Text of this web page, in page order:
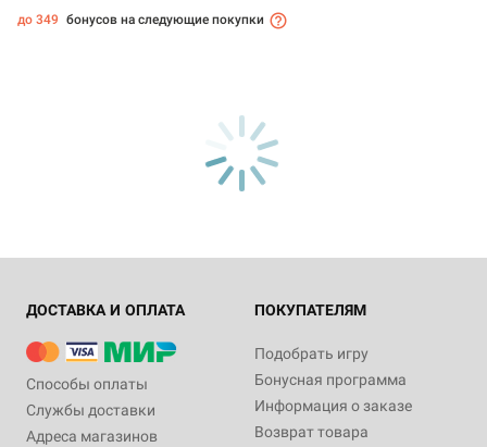
до 349 бонусов на следующие покупки
ДОСТАВКА И ОПЛАТА
Способы оплаты
Службы доставки
Адреса магазинов
ПОКУПАТЕЛЯМ
Подобрать игру
Бонусная программа
Информация о заказе
Возврат товара